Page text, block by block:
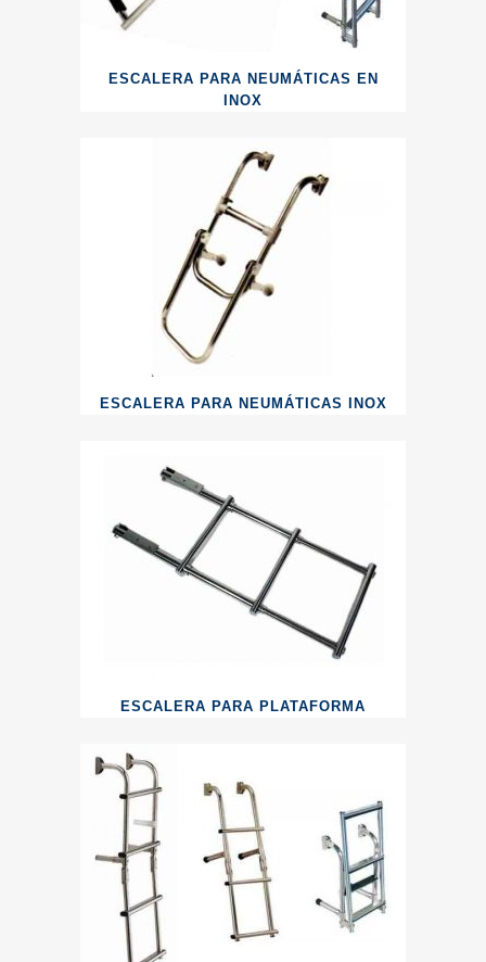
ESCALERA PARA NEUMÁTICAS EN
INOX
ESCALERA PARA NEUMÁTICAS INOX
ESCALERA PARA PLATAFORMA